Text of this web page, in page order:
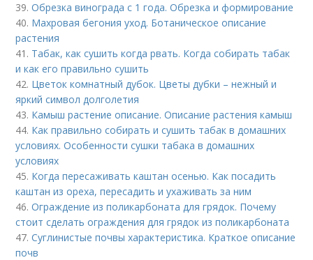
39.Обрезка винограда с 1 года. Обрезка и формирование
40. Махровая бегония уход. Ботаническое описание
растения
41. Табак, как сушить когда рвать. Когда собирать табак
и как его правильно сушить
42. Цветок комнатный дубок. Цветы дубки – нежный и
яркий символ долголетия
43. Камыш растение описание. Описание растения камыш
44. Как правильно собирать и сушить табак в домашних
условиях. Особенности сушки табака в домашних
условиях
45. Когда пересаживать каштан осенью. Как посадить
каштан из ореха, пересадить и ухаживать за ним
46.Ограждение из поликарбоната для грядок. Почему
стоит сделать ограждения для грядок из поликарбоната
47.Суглинистые почвы характеристика. Краткое описание
почв